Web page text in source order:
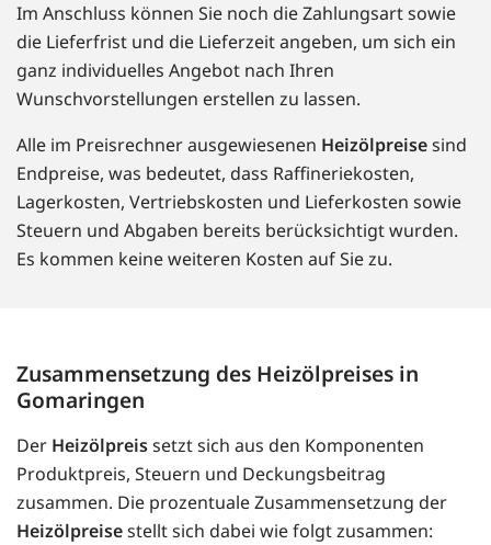
Im Anschluss können Sie noch die Zahlungsart sowie
die Lieferfrist und die Lieferzeit angeben, um sich ein
ganz individuelles Angebot nach Ihren
Wunschvorstellungen erstellen zu lassen.
Alle im Preisrechner ausgewiesenen Heizölpreisesind
Endpreise, was bedeutet, dass Raffineriekosten,
Lagerkosten, Vertriebskosten und Lieferkosten sowie
Steuern und Abgaben bereits berücksichtigt wurden.
Es kommen keine weiteren Kosten auf Sie zu.
Zusammensetzung des Heizölpreises in
Gomaringen
Der Heizölpreissetzt sich aus den Komponenten
Produktpreis, Steuern und Deckungsbeitrag
zusammen. Die prozentuale Zusammensetzung der
Heizölpreisestellt sich dabei wie folgt zusammen: